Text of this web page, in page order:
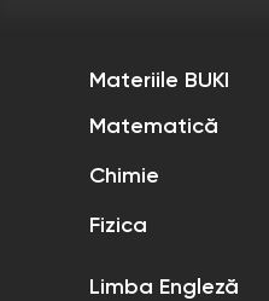
Materiile BUKI
Matematică
Chimie
Fizica
Limba Engleză